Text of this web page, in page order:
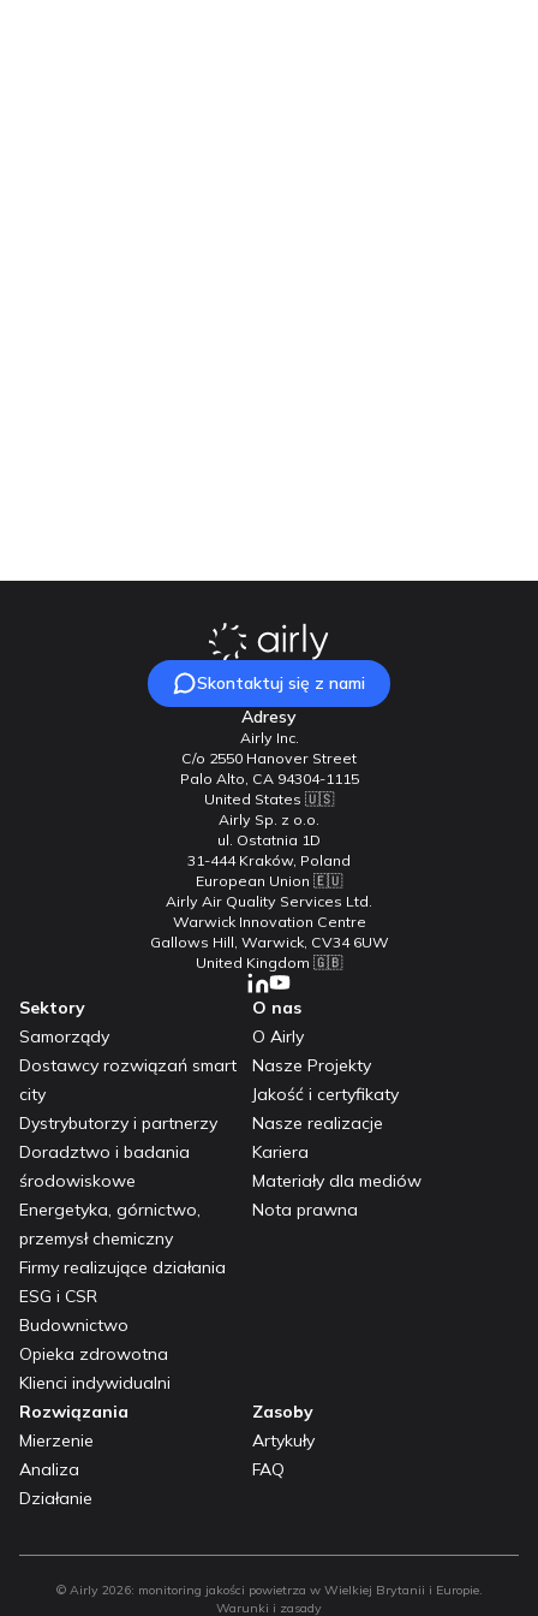
Skontaktuj się z nami
Adresy
Airly Inc.
C/o 2550 Hanover Street
Palo Alto, CA 94304-1115
United States 🇺🇸
Airly Sp. z o.o.
ul. Ostatnia 1D
31-444 Kraków, Poland
European Union 🇪🇺
Airly Air Quality Services Ltd.
Warwick Innovation Centre
Gallows Hill, Warwick, CV34 6UW
United Kingdom 🇬🇧
Sektory
Samorządy
Dostawcy rozwiązań smart
city
Dystrybutorzy i partnerzy
Doradztwo i badania
środowiskowe
Energetyka, górnictwo,
przemysł chemiczny
Firmy realizujące działania
ESG i CSR
Budownictwo
Opieka zdrowotna
Klienci indywidualni
Rozwiązania
Mierzenie
Analiza
Działanie
Zasoby
Artykuły
FAQ
O nas
O Airly
Nasze Projekty
Jakość i certyfikaty
Nasze realizacje
Kariera
Materiały dla mediów
Nota prawna
© Airly 2026: monitoring jakości powietrza w Wielkiej Brytanii i Europie.
Warunki i zasady